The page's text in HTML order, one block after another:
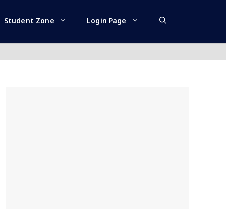
Student Zone Login Page